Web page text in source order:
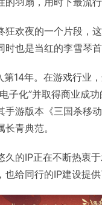
欢夜的一个片段，
也是当红的李雪琴
14年。在游戏行业
子化”并取得商业成
手游版本《三国杀移
青典范。
久的IP正在不断热衷
给同行的IP建设提供